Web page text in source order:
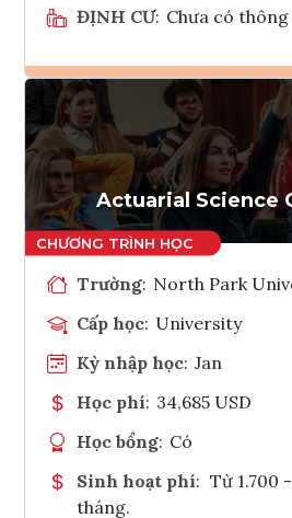
ĐỊNH CƯ: Chưa có
Ghi
Actuarial Science
Trường: North Park
Cấp học: University
Kỳ nhập học: Jan
Học phí: 34,685 USD
Học bổng: Có
Sinh hoạt phí: Từ 1.700
tháng.